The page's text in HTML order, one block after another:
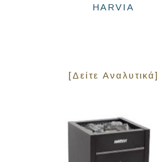
HARVIA
[Δείτε Αναλυτικά]